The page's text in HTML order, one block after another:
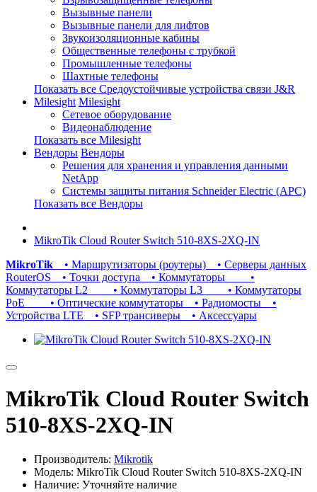
Вызывные панели
Вызывные панели для лифтов
Звукоизоляционные кабины
Общественные телефоны с трубкой
Промышленные телефоны
Шахтные телефоны
Показать все Средоустойчивые устройства связи J&R
Milesight Milesight
Сетевое оборудование
Видеонаблюдение
Показать все Milesight
Вендоры Вендоры
Решения для хранения и управления данными
NetApp
Системы защиты питания Schneider Electric (APC)
Показать все Вендоры
MikroTik Cloud Router Switch 510-8XS-2XQ-IN
MikroTik
• Маршрутизаторы (роутеры)
• Серверы данных
RouterOS
• Точки доступа • Коммутаторы
•
Коммутаторы L2
• Коммутаторы L3
• Коммутаторы
PoE
• Оптические коммутаторы • Радиомосты
•
Устройства LTE
• SFP трансиверы • Аксессуары
MikroTik Cloud Router Switch
510-8XS-2XQ-IN
Производитель: Mikrotik
Модель: MikroTik Cloud Router Switch 510-8XS-2XQ-IN
Наличие: Уточняйте наличие